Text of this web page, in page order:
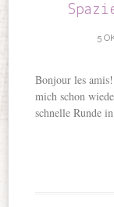
5
Bonjour les
mich schon
schnelle Runde